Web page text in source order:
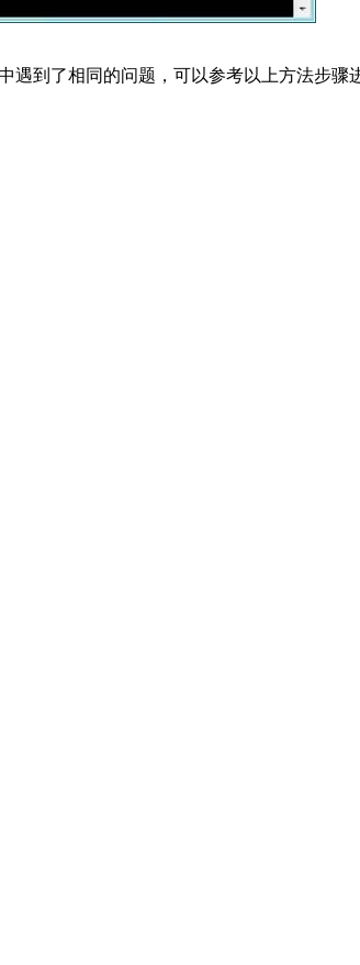
到了相同的问题，可以参考以上方法步骤